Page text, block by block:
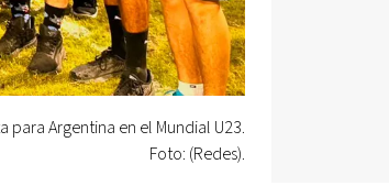
para Argentina en el Mundial U23.
Foto: (Redes).